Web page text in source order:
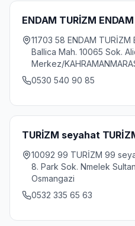
ENDAM TURİZM ENDAM
11703 58 ENDAM TURİZM
Ballica Mah. 10065 Sok.
Merkez/
0530 540 90 85
TURİZM seyahat
10092 99 TURİZM 99
8. Park Sok. Nmelek
Osmangazi
0532 335 65 63